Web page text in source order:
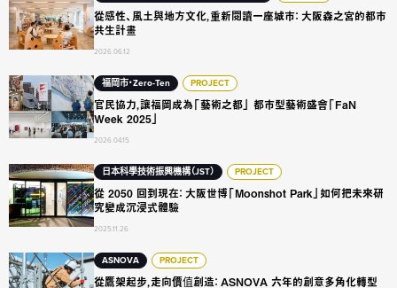
從感性、風土與地方文化，重新閱讀一座城市： 大阪森之宮的都市
共生計畫
2026.06.12
福岡市・Zero-Ten PROJECT
官民協力，讓福岡成為「藝術之都」 都市型藝術盛會「FaN
Week 2025」
2026.04.15
官民協力，讓福岡成為「藝術之都」 都市型藝術盛會「FaN Week
日本科學技術振興機構（JST） PROJECT
從 2050 回到現在： 大阪世博「Moonshot Park」如何把未來研
究變成沉浸式體驗
2025.11.26
從 2050 回到現在： 大阪世博「Moonshot Park」如何把未來研
ASNOVA PROJECT
從鷹架起步，走向價值創造： ASNOVA 六年的創意多角化轉型
從鷹架起步，走向價值創造： ASNOVA 六年的創意多角化轉型